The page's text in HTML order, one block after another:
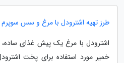
طرز تهیه اشترودل با مرغ و سس سوپرم
اشترودل با مرغ یک پیش غذای
خمیر مورد استفاده برای پخت